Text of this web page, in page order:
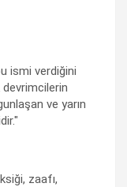
ismi verdiğini
devrimcilerin
ve yarın
zaafı,